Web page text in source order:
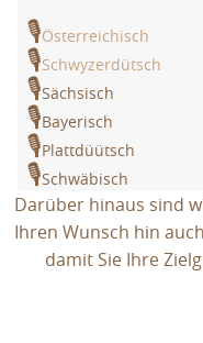
🎙Österreichisch
🎙Schwyzerdütsch
🎙Sächsisch
🎙Bayerisch
🎙Plattdüütsch
🎙Schwäbisch
Darüber hinaus sind
Ihren Wunsch hin
damit Sie Ihre